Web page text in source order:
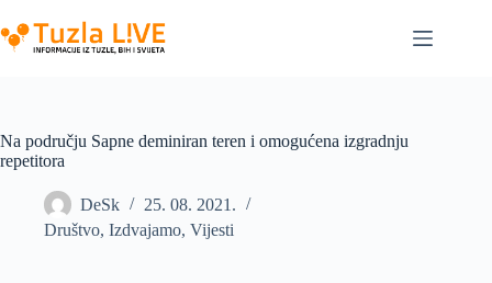
to
content
Na području Sapne deminiran teren i omogućena izgradnju
repetitora
DeSk
25. 08. 2021.
Društvo, Izdvajamo, Vijesti